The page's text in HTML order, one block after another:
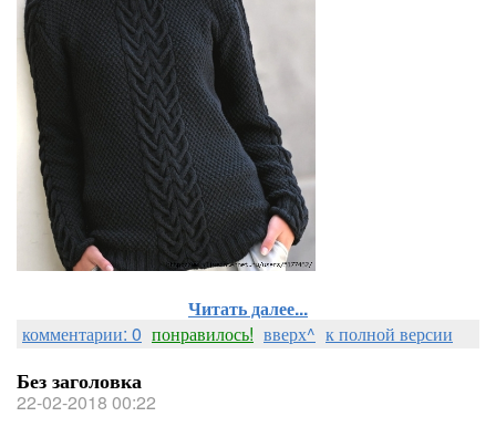
Читать далее...
комментарии: 0 понравилось! вверх^ к полной версии
Без заголовка
22-02-2018 00:22